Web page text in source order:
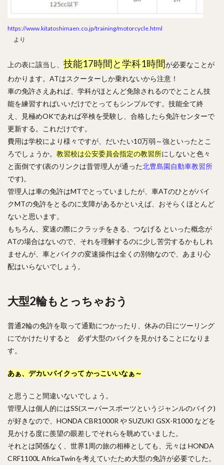
https://www.kitatoshimaen.co.jp/training/motorcycle.html
より
上の表に該当し、 技能17時間と学科1時間が必要なことが
わかります。ATはスクーターしか乗れないから注意！
車の免許さえあれば、学科がほとんど免除されるのでとことん技
能を練習すればいいだけでとってもシンプルです。技能全て終
え、見極めOKであれば卒検を受験し、合格したら免許センターで
更新する。これだけです。
費用は学校により様々ですが、だいたい10万弱～強といったとこ
ろでしょうか。 教習校は公安委員会指定の教習所にしないと色々
と面倒です(表のリンクは昔管理人が通った北豊島園自動車教習所
です)。
管理人は車の免許はMTでとっていましたが、車ATのひとがバイ
クMTの免許をとるのに支障があるかといえば、おそらくほとんど
ないと思います。
もちろん、変速の際にクラッチをきる、つなげる といった概念が
ATの場合はないので、それを理解するのに少し苦労するかもしれ
ませんが、車とバイクの変速操作は全くの別物なので、あまり心
配はいらないでしょう。
大型2輪もとっちゃおう
普通2輪の免許を取って通勤につかったり、休みの日にツーリング
にでかけたりすると 必ず大型のバイクを見かけることになりま
す。
あぁ、デカいバイクって かっこいいなぁ～
と思うこと間違いないでしょう。
管理人は個人的にはSS(スーパースポーツというジャンルのバイク)
が好きなので、HONDA CBR1000R や SUZUKI GSX-R1000 などを
見かける度に羨望の眼差しでそれらを眺めていました。
それとは関係なく、世界1周の旅の相棒としても、元々は HONDA
CRF1100L AfricaTwinを考えていたため大型の免許が必要でした。